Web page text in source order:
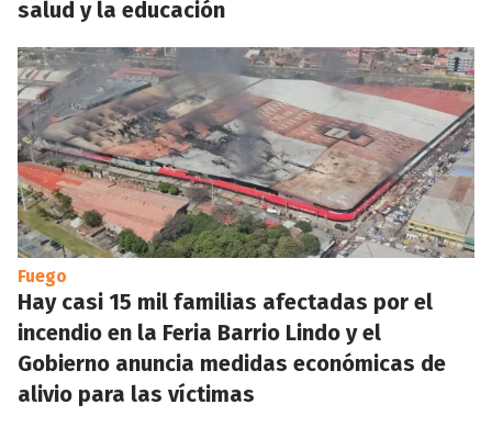
salud y la educación
Fuego
Hay casi 15 mil familias afectadas por el
incendio en la Feria Barrio Lindo y el
Gobierno anuncia medidas económicas de
alivio para las víctimas